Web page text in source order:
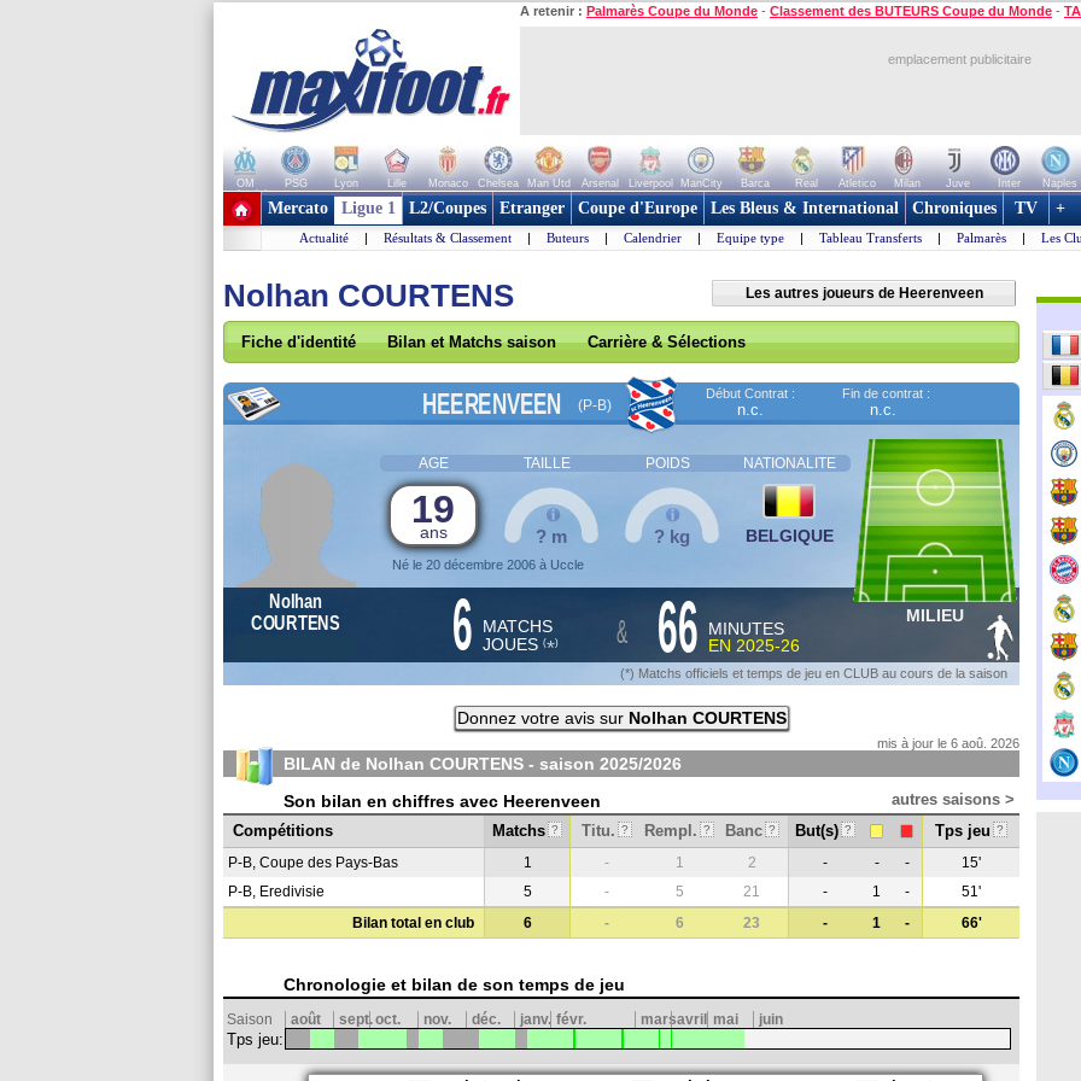
A retenir : Palmarès Coupe du Monde - Classement des BUTEURS Coupe du Monde -
emplacement publicitaire
OM PSG Lyon Lille Monaco Chelsea Man Utd Arsenal Liverpool ManCity Barca Real Atletico Milan Juve Inter Naples
+ de clubs
Mercato Ligue 1 L2/Coupes Etranger Coupe d'Europe Les Bleus & International Chroniques TV +
Actualité | Résultats & Classement | Buteurs | Calendrier | Equipe type | Tableau Transferts | Palmarès | Les
Nolhan COURTENS Les autres joueurs de Heerenveen
Fiche d'identité Bilan et Matchs saison Carrière & Sélections
HEERENVEEN (P-B)
Début Contrat :
n.c.
Fin de contrat :
n.c.
AGE TAILLE POIDS NATIONALITE
19
ans
Né le 20 décembre 2006 à Uccle
? m ? kg BELGIQUE
Nolhan
COURTENS
6 MATCHS
JOUES (*) & 66
MINUTES
EN 2025-26
MILIEU
(*) Matchs officiels et temps de jeu en CLUB au cours de la saison
Donnez votre avis sur Nolhan COURTENS
mis à jour le 6 aoû. 2026
BILAN de Nolhan COURTENS - saison 2025/2026
Son bilan en chiffres avec Heerenveen
autres saisons >
Compétitions
Matchs ? Titu. ? Rempl. ? Banc ? But(s) ? Tps jeu ?
P-B, Coupe des Pays-Bas 1 - 1 2 - - -
15'
P-B, Eredivisie
5 - 5 21 - 1 -
51'
Bilan total en club
6 - 6 23 - 1 - 66'
Chronologie et bilan de son temps de jeu
Saison août sept.oct. nov. déc. janv. févr. marsavril mai juin
Tps jeu: